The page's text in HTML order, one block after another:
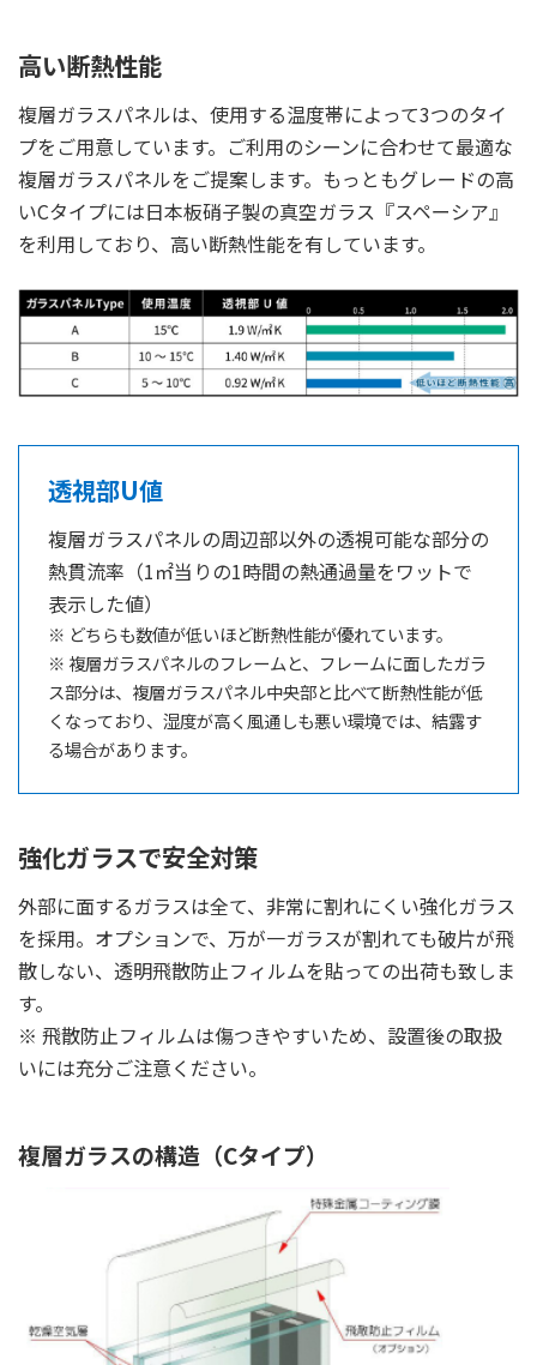
高い断熱性能
複層ガラスパネルは、使用する温度帯によって3つのタイ
プをご用意しています。ご利用のシーンに合わせて最適な
複層ガラスパネルをご提案します。もっともグレードの高
いCタイプには日本板硝子製の真空ガラス『スペーシア』
を利用しており、高い断熱性能を有しています。
透視部U値
複層ガラスパネルの周辺部以外の透視可能な部分の
熱貫流率（1㎡当りの1時間の熱通過量をワットで
表示した値）
※ どちらも数値が低いほど断熱性能が優れています。
※ 複層ガラスパネルのフレームと、フレームに面したガラ
ス部分は、複層ガラスパネル中央部と比べて断熱性能が低
くなっており、湿度が高く風通しも悪い環境では、結露す
る場合があります。
強化ガラスで安全対策
外部に面するガラスは全て、非常に割れにくい強化ガラス
を採用。オプションで、万が一ガラスが割れても破片が飛
散しない、透明飛散防止フィルムを貼っての出荷も致しま
す。
※ 飛散防止フィルムは傷つきやすいため、設置後の取扱
いには充分ご注意ください。
複層ガラスの構造（Cタイプ）